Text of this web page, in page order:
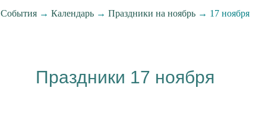
События→ Календарь→ Праздники на ноябрь→ 17 ноября
Праздники 17 ноября